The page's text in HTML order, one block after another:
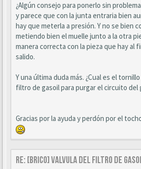
¿Algún consejo para ponerlo sin
y parece que con la junta entraria bien
hay que meterla a presión. Y no se bien
metiendo bien el muelle junto a la otra
manera correcta con la pieza que hay al
salido.
Y una última duda más. ¿Cual es el
filtro de gasoil para purgar el circuito del
Gracias por la ayuda y perdón por el
Re: [BRICO] Valvula del filtro de